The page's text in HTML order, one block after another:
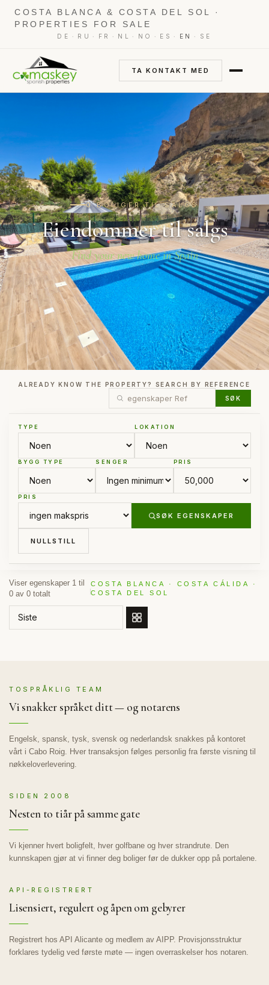
COSTA BLANCA & COSTA DEL SOL ·
PROPERTIES FOR SALE
DE · RU · FR · NL · NO · ES · EN · SE
TA KONTAKT MED
0 BOLIGER TIL SALGS
Eiendommer til salgs
Find your new home in Spain
ALREADY KNOW THE PROPERTY? SEARCH BY REFERENCE
SØK
TYPE LOKATION
BYGG TYPE SENGER PRIS
PRIS
SØK EGENSKAPER
NULLSTILL
Viser egenskaper 1 til
0 av 0 totalt
COSTA BLANCA · COSTA CÁLIDA ·
COSTA DEL SOL
BESTILL ETTER
TOSPRÅKLIG TEAM
Vi snakker språket ditt — og notarens
Engelsk, spansk, tysk, svensk og nederlandsk snakkes på kontoret
vårt i Cabo Roig. Hver transaksjon følges personlig fra første visning til
nøkkeloverlevering.
SIDEN 2008
Nesten to tiår på samme gate
Vi kjenner hvert boligfelt, hver golfbane og hver strandrute. Den
kunnskapen gjør at vi finner deg boliger før de dukker opp på portalene.
API-REGISTRERT
Lisensiert, regulert og åpen om gebyrer
Registrert hos API Alicante og medlem av AIPP. Provisjonsstruktur
forklares tydelig ved første møte — ingen overraskelser hos notaren.